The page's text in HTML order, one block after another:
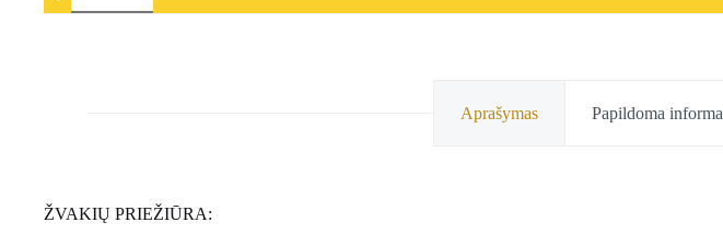
VAINIKUI
Aprašymas Papildoma
ŽVAKIŲ PRIEŽIŪRA: